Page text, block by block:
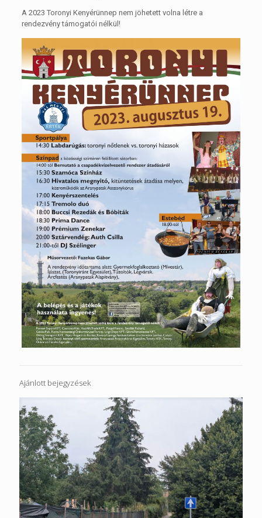
A 2023 Toronyi Kenyérünnep nem jöhetett volna létre a
rendezvény támogatói nélkül!
Ajánlott bejegyzések